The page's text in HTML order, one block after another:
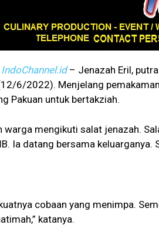
IndoChannel.id – Jenazah Eril,
6/2022). Menjelang
Pakuan untuk bertakziah.
warga mengikuti salat jenazah.
Ia datang bersama keluarganya.
cobaan yang menimpa.
katanya.